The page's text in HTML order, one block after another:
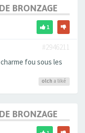
BRONZAGE
1
#2946211
fou sous les
olch a liké
BRONZAGE